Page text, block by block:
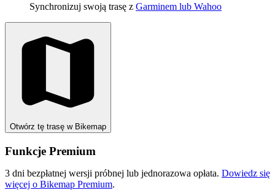
Synchronizuj swoją trasę z Garminem lub Wahoo
Otwórz tę trasę w Bikemap
Funkcje Premium
3 dni bezpłatnej wersji próbnej lub jednorazowa opłata. Dowiedz się
więcej o Bikemap Premium.